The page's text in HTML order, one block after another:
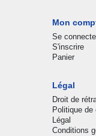
Mon
Se
S'inscrire
Panier
Légal
Droit de
Politique
Légal
Conditions